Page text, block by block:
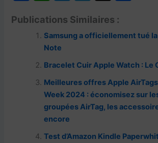
c
e
b
o
o
at
s
p
p
itt
er
e
gr
a
m
a
p
c
h
at
g
er
Publications Similaires :
Samsung a officiellement tué la
Note
Bracelet Cuir Apple Watch : Le
Meilleures offres Apple AirTags
Week 2024 : économisez sur
groupées AirTag, les
encore
Test d’Amazon Kindle